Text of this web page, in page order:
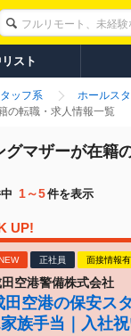
スト
ッフ系 ホールス
の転職・求人情報一覧
マザーが在籍
1～5件を表示
UP!
正社員 面接情報有
田空港警備株式会社
田空港の保安ス
族手当｜入社